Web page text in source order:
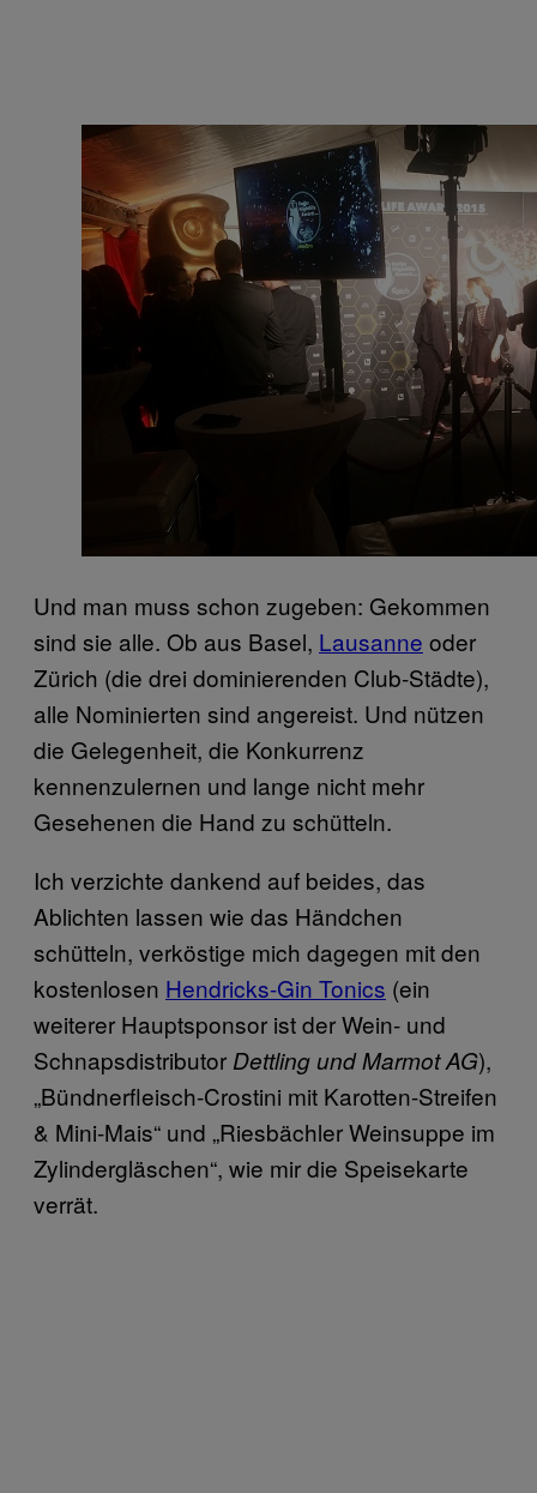
Und man muss schon zugeben: Gekommen
sind sie alle. Ob aus Basel, Lausanne oder
Zürich (die drei dominierenden Club-Städte),
alle Nominierten sind angereist. Und nützen
die Gelegenheit, die Konkurrenz
kennenzulernen und lange nicht mehr
Gesehenen die Hand zu schütteln.
Ich verzichte dankend auf beides, das
Ablichten lassen wie das Händchen
schütteln, verköstige mich dagegen mit den
kostenlosen Hendricks-Gin Tonics (ein
weiterer Hauptsponsor ist der Wein- und
Schnapsdistributor Dettling und Marmot AG),
„Bündnerfleisch-Crostini mit Karotten-Streifen
& Mini-Mais“ und „Riesbächler Weinsuppe im
Zylindergläschen“, wie mir die Speisekarte
verrät.